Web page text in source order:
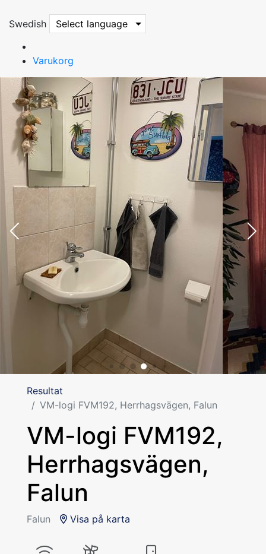
Swedish Select language
Varukorg
Resultat
VM-logi FVM192, Herrhagsvägen, Falun
VM-logi FVM192,
Herrhagsvägen,
Falun
Falun Visa på karta